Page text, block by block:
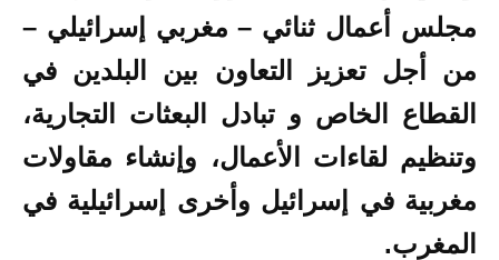
مجلس أعمال ثنائي – مغربي إسرائيلي –
من أجل تعزيز التعاون بين البلدين في
القطاع الخاص و تبادل البعثات التجارية،
وتنظيم لقاءات الأعمال، وإنشاء مقاولات
مغربية في إسرائيل وأخرى إسرائيلية في
المغرب.